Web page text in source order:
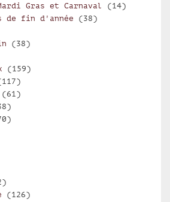
Gras et Carnaval (14)
de fin d'année (38)
(38)
(159)
(61)
(126)